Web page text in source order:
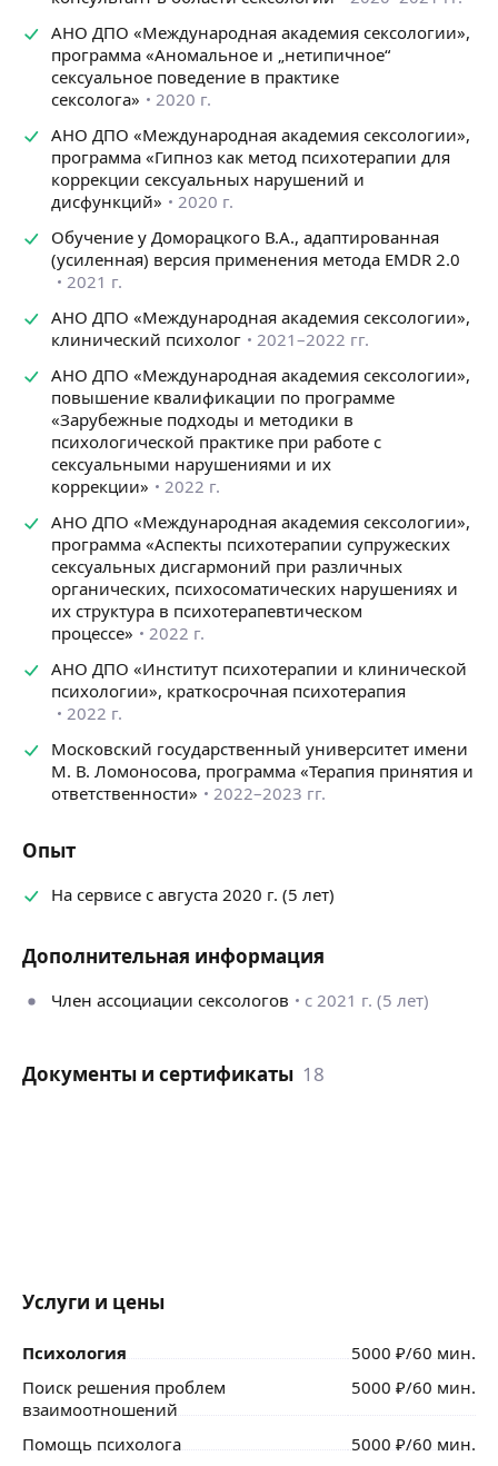
• сексуальная дисгармония в паре;
• несовпадение сексуальных потребностей
и ожиданий;
• снижение эмоциональной и интимной близости;
• трудности в построении доверительных отношений.
Отдельное направление моей работы — помощь
людям, которые сталкиваются с тревожностью,
сниженной самооценкой, чувством вины или стыда,
негативными убеждениями о сексуальности,
чрезмерной самокритикой и страхом быть
отвергнутыми.
В ходе консультаций мы можем
• разобраться в причинах возникших трудностей;
• снизить уровень тревоги и эмоционального
напряжения;
• изменить ограничивающие убеждения;
• научиться лучше понимать свои чувства, желания
и потребности;
• улучшить качество общения с партнером;
• восстановить чувство безопасности и доверия
• развить навыки конструктивного решения
конфликтов;
• повысить удовлетворенность интимной и семейной
жизнью.
Моя задача — создать безопасное, уважительное
и конфиденциальное пространство, где можно
открыто говорить о самых деликатных вопросах без
осуждения.
Консультации проходят онлайн по видеосвязи.
Продолжительность встречи — около 60 минут.
АНО ДПО «Международная академия сексологии»,
программа «Аномальное и „нетипичное“
сексуальное поведение в практике
сексолога»
2020 г.
АНО ДПО «Международная академия сексологии»,
программа «Гипноз как метод психотерапии для
коррекции сексуальных нарушений и
дисфункций»
2020 г.
Обучение у Доморацкого В.А., адаптированная
(усиленная) версия применения метода EMDR 2.0
2021 г.
АНО ДПО «Международная академия сексологии»,
клинический психолог
2021–2022 гг.
АНО ДПО «Международная академия сексологии»,
повышение квалификации по программе
«Зарубежные подходы и методики в
психологической практике при работе с
сексуальными нарушениями и их
коррекции»
2022 г.
АНО ДПО «Международная академия сексологии»,
программа «Аспекты психотерапии супружеских
сексуальных дисгармоний при различных
органических, психосоматических нарушениях и
их структура в психотерапевтическом
процессе»
2022 г.
АНО ДПО «Институт психотерапии и клинической
психологии», краткосрочная психотерапия
2022 г.
Московский государственный университет имени
М. В. Ломоносова, программа «Терапия принятия и
ответственности»
2022–2023 гг.
Опыт
На сервисе с августа 2020 г. (5 лет)
Дополнительная информация
Член ассоциации сексологов с 2021 г. (5 лет)
Документы и сертификаты 18
Услуги и цены
Психология 5000 ₽/60 мин.
Поиск решения проблем
взаимоотношений
5000 ₽/60 мин.
Помощь психолога 5000 ₽/60 мин.